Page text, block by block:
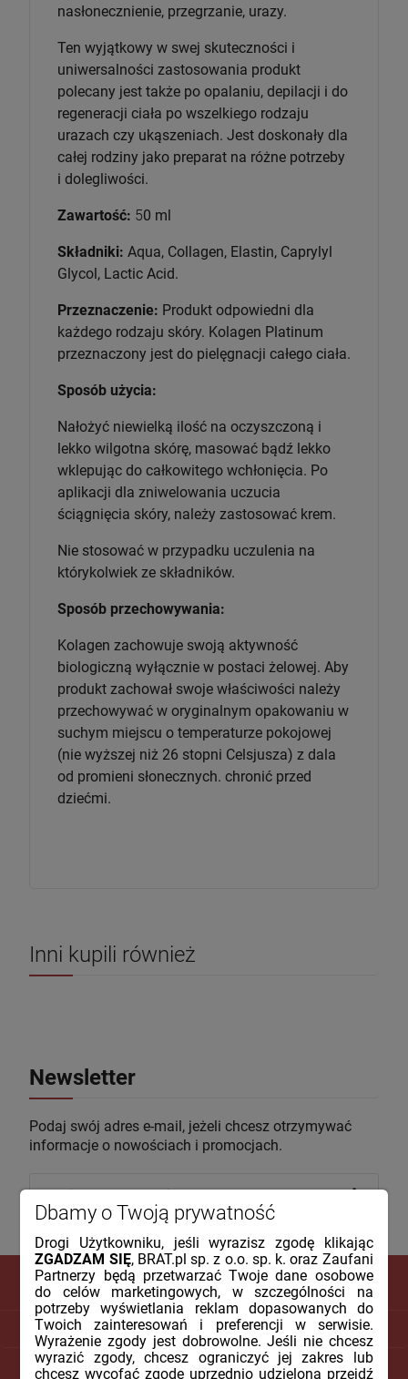
nasłonecznienie, przegrzanie, urazy.
Ten wyjątkowy w swej skuteczności i
uniwersalności zastosowania produkt
polecany jest także po opalaniu, depilacji i do
regeneracji ciała po wszelkiego rodzaju
urazach czy ukąszeniach. Jest doskonały dla
całej rodziny jako preparat na różne potrzeby
i dolegliwości.
Zawartość: 50 ml
Składniki: Aqua, Collagen, Elastin, Caprylyl
Glycol, Lactic Acid.
Przeznaczenie: Produkt odpowiedni dla
każdego rodzaju skóry. Kolagen Platinum
przeznaczony jest do pielęgnacji całego ciała.
Sposób użycia:
Nałożyć niewielką ilość na oczyszczoną i
lekko wilgotna skórę, masować bądź lekko
wklepując do całkowitego wchłonięcia. Po
aplikacji dla zniwelowania uczucia
ściągnięcia skóry, należy zastosować krem.
Nie stosować w przypadku uczulenia na
którykolwiek ze składników.
Sposób przechowywania:
Kolagen zachowuje swoją aktywność
biologiczną wyłącznie w postaci żelowej. Aby
produkt zachował swoje właściwości należy
przechowywać w oryginalnym opakowaniu w
suchym miejscu o temperaturze pokojowej
(nie wyższej niż 26 stopni Celsjusza) z dala
od promieni słonecznych. chronić przed
dziećmi.
Inni kupili również
Newsletter
Podaj swój adres e-mail, jeżeli chcesz otrzymywać
informacje o nowościach i promocjach.
DLA KLIENTA
PŁATNOŚCI I DOSTAWA
Dbamy o Twoją prywatność
Drogi Użytkowniku, jeśli wyrazisz zgodę klikając
ZGADZAM SIĘ, BRAT.pl sp. z o.o. sp. k. oraz Zaufani
Partnerzy będą przetwarzać Twoje dane osobowe
do celów marketingowych, w szczególności na
potrzeby wyświetlania reklam dopasowanych do
Twoich zainteresowań i preferencji w serwisie.
Wyrażenie zgody jest dobrowolne. Jeśli nie chcesz
wyrazić zgody, chcesz ograniczyć jej zakres lub
chcesz wycofać zgodę uprzednio udzieloną przejdź